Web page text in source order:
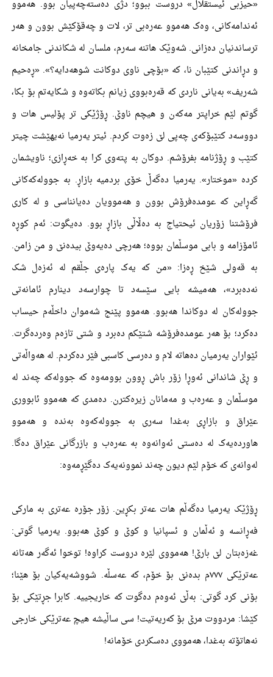
«حیزبی ئیستقلال» دروست ببوو؛ دژی دەستەچەپیان بوو. هەموو
ئەندامەکانی، وەک هەموو عەرەبی تر، لات و چەقۆکێش بوون و هەر
ترساندنیان دەزانی. شەوێک هاتنە سەرم، ملسان لە شکاندنی جامخانە
و دڕاندنی کتێبان نا، کە «بۆچی ناوی دوکانت شوهەدایە؟». «ڕەحیم
شەریف» بەیانی ناردی کە قەرەبووی زیانم بکاتەوە و شکایەتم بۆ بکا،
گوتم لێم خراپتر مەکەن و هیچم ناوێ. ڕۆژێکی تر پۆلیس هات و
دووسەد کتێبۆکەی چەپی لێ زەوت کردم. ئیتر یەرمیا نەیهێشت چیتر
کتێب و ڕۆژنامە بفرۆشم. دوکان بە پتەوی کرا بە خەڕازی؛ ناویشمان
کردە «موختار». یەرمیا دەگەڵ خۆی بردمیە بازاڕ. بە جوولەکەکانی
گەڕاین کە عومدەفرۆش بوون و هەموویان دەیانناسی و لە کاری
فرۆشتنا زۆریان ئیحتیاج بە دەڵاڵی بازاڕ بوو. دەیگوت: ئەم کوڕە
ئامۆزامە و بابی موسڵمان بووە؛ هەرچی دەیەوێ بیدەنێ و من زامن.
بە قەولی شێخ ڕەزا: «من کە یەک پارەی جڵقم لە ئەزەل شک
نەدەبرد»، هەمیشە بایی سێسەد تا چوارسەد دینارم ئامانەتی
جوولەکان لە دوکاندا هەبوو. هەموو پێنج شەموان داخڵەم حیساب
دەکرد؛ بۆ هەر عومدەفرۆشە شتێکم دەبرد و شتی تازەم وەردەگرت.
ئێواران یەرمیان دەهاتە لام و دەرسی کاسبی فێر دەکردم. لە هەواڵەتی
و ڕێ شاندانی ئەوڕا زۆر باش ڕوون بوومەوە کە جوولەکە چەند لە
موسڵمان و عەرەب و مەمانان زیرەکترن. دەمدی کە هەموو ئابووری
عێراق و بازاڕی بەغدا سەری بە جوولەکەوە بەندە و هەموو
هاوردەیەک لە دەستی ئەوانەوە بە عەرەب و بازرگانی عێراق دەگا.
لەوانەی کە خۆم لێم دیون چەند نموونەیەک دەگێڕمەوە:
ڕۆژێک یەرمیا دەگەڵم هات عەتر بکڕین. زۆر جۆرە عەتری بە مارکی
فەڕانسە و ئەڵمان و ئسپانیا و کوێ و کوێ هەبوو. یەرمیا گوتی:
غەزەبتان لێ بارێ! هەمووی لێرە دروست کراوە! توخوا ئەگەر هەتانە
عەترێکی ٧٧٧م بدەنێ بۆ خۆم، کە عەسڵە. شووشەیەکیان بۆ هێنا؛
بۆنی کرد گوتی: بەڵێ ئەوەم دەگوت کە خاریجییە. کابرا جڕتێکی بۆ
کێشا: مردووت مرێ بۆ کەریەتیت! سی ساڵیشە هیچ عەترێکی خارجی
نەهاتۆتە بەغدا، هەمووی دەسکردی خۆمانە!